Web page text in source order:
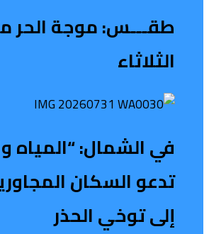
طقـــس: موجة الحر
الثلاثاء
في الشمال: “المياه
تدعو السكان
إلى توخي الحذر